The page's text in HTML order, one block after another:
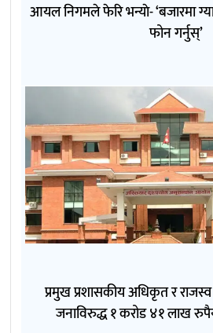
आयल निगमले फेरि भन्याे- ‘बजारमा
फोन गर्नुस्’
प्रमुख प्रशासकीय अधिकृत र
जनाविरुद्ध १ करोड ४१ लाख